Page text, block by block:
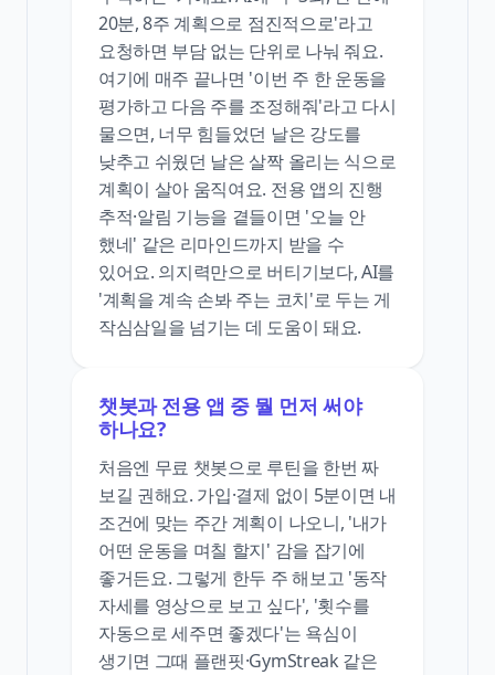
20분, 8주 계획으로 점진적으로'라고
요청하면 부담 없는 단위로 나눠 줘요.
여기에 매주 끝나면 '이번 주 한 운동을
평가하고 다음 주를 조정해줘'라고 다시
물으면, 너무 힘들었던 날은 강도를
낮추고 쉬웠던 날은 살짝 올리는 식으로
계획이 살아 움직여요. 전용 앱의 진행
추적·알림 기능을 곁들이면 '오늘 안
했네' 같은 리마인드까지 받을 수
있어요. 의지력만으로 버티기보다, AI를
'계획을 계속 손봐 주는 코치'로 두는 게
작심삼일을 넘기는 데 도움이 돼요.
챗봇과 전용 앱 중 뭘 먼저 써야
하나요?
처음엔 무료 챗봇으로 루틴을 한번 짜
보길 권해요. 가입·결제 없이 5분이면 내
조건에 맞는 주간 계획이 나오니, '내가
어떤 운동을 며칠 할지' 감을 잡기에
좋거든요. 그렇게 한두 주 해보고 '동작
자세를 영상으로 보고 싶다', '횟수를
자동으로 세주면 좋겠다'는 욕심이
생기면 그때 플랜핏·GymStreak 같은